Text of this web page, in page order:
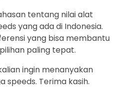
tentang nilai alat
yang ada di Indonesia.
yang bisa membantu
paling tepat.
ingin menanyakan
speeds. Terima kasih.